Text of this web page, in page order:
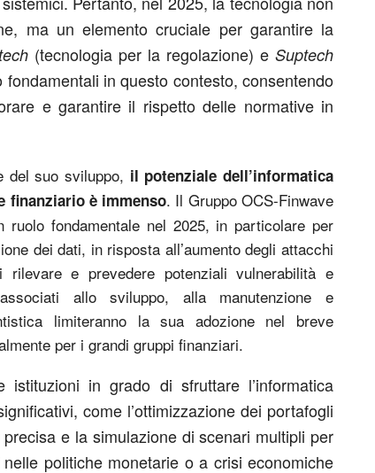
ma un elemento cruciale per garantire la
(tecnologia per la regolazione) e Suptech
in questo contesto, consentendo
e garantire il rispetto delle normative in
del suo sviluppo, il potenziale dell’informatica
finanziario è immenso. Il Gruppo OCS-Finwave
ruolo fondamentale nel 2025, in particolare per
dei dati, in risposta all’aumento degli attacchi
e prevedere potenziali vulnerabilità e
allo sviluppo, alla manutenzione e
limiteranno la sua adozione nel breve
per i grandi gruppi finanziari.
in grado di sfruttare l’informatica
come l’ottimizzazione dei portafogli
e la simulazione di scenari multipli per
politiche monetarie o a crisi economiche